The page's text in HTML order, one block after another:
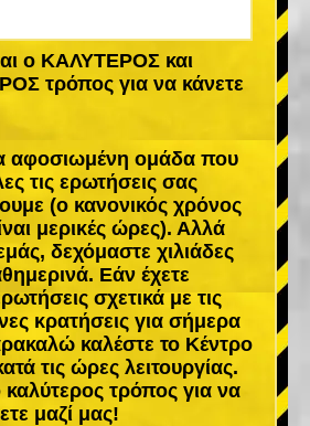
ο ΚΑΛΥΤΕΡΟΣ και
τρόπος για να κάνετε
αφοσιωμένη ομάδα που
τις ερωτήσεις σας
(ο κανονικός χρόνος
μερικές ώρες). Αλλά
δεχόμαστε χιλιάδες
Εάν έχετε
σχετικά με τις
κρατήσεις για σήμερα
καλέστε το Κέντρο
τις ώρες λειτουργίας.
καλύτερος τρόπος για να
μαζί μας!